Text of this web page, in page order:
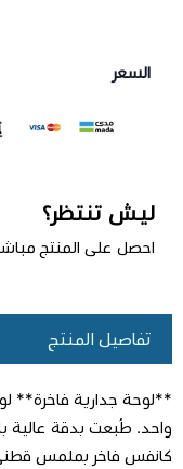
السعر
ليش تنتظر؟
احصل على المنتج
تفاصيل المنتج
**لوحة جدارية فاخرة**
كانفس فاخر بملمس